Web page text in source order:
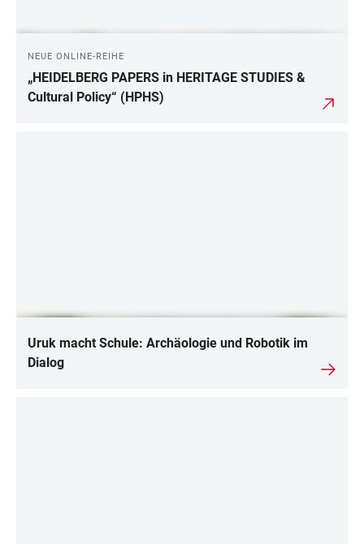
NEUE ONLINE-REIHE
„HEIDELBERG PAPERS in HERITAGE STUDIES &
Cultural Policy“ (HPHS)
Uruk macht Schule: Archäologie und Robotik im
Dialog